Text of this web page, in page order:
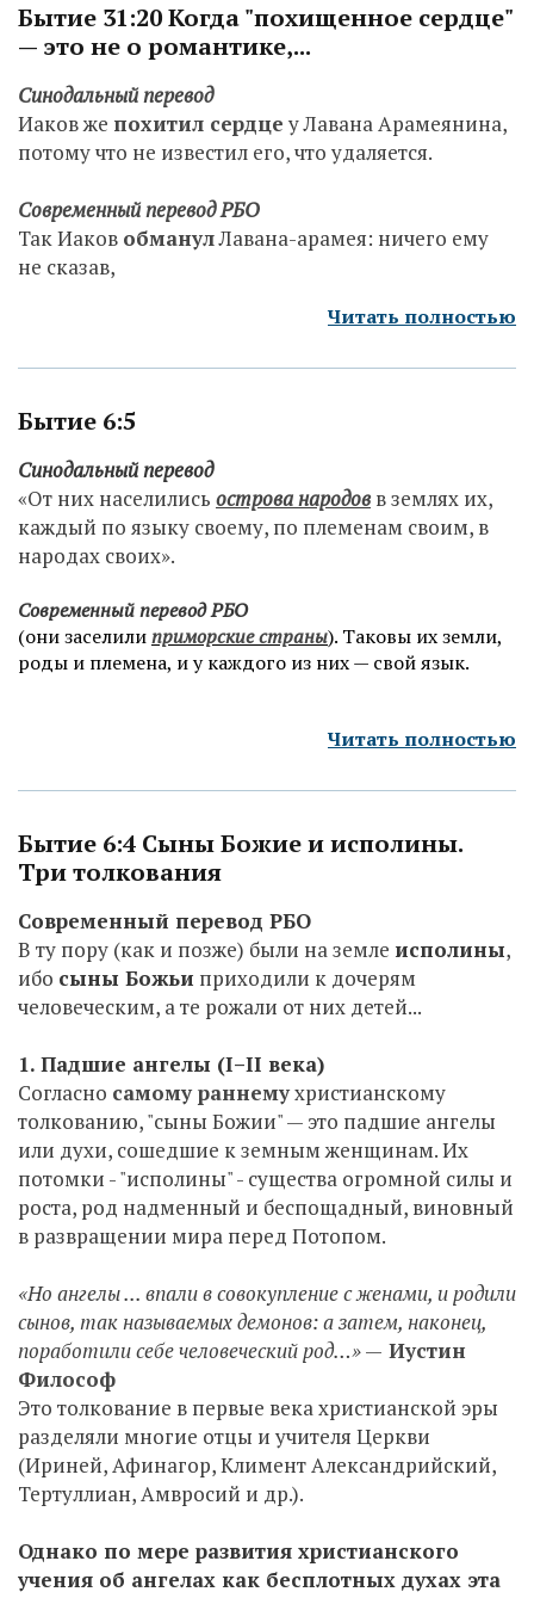
Бытие 31:20 Когда "похищенное сердце"
— это не о романтике,...
Синодальный перевод
Иаков же похитил сердце у Лавана Арамеянина,
потому что не известил его, что удаляется.
Современный перевод РБО
Так Иаков обманулЛавана-арамея: ничего ему
не сказав,
Читать полностью
Бытие 6:5
Синодальный перевод
«От них населились острова народовв землях их,
каждый по языку своему, по племенам своим, в
народах своих».
Современный перевод РБО
(они заселилиприморские страны). Таковы их земли,
роды и племена, и у каждого из них — свой язык.
Читать полностью
Бытие 6:4 Сыны Божие и исполины.
Три толкования
Современный перевод РБО
В ту пору (как и позже) были на земле исполины,
ибо сыны Божьи приходили к дочерям
человеческим, а те рожали от них детей...
1. Падшие ангелы (I–II века)
Согласно самому раннемухристианскому
толкованию, "сыны Божии" — это падшие ангелы
или духи, сошедшие к земным женщинам. Их
потомки - "исполины" - существа огромной силы и
роста, род надменный и беспощадный, виновный
в развращении мира перед Потопом.
«Но ангелы ... впали в совокупление с женами, и родили
сынов, так называемых демонов: а затем, наконец,
поработили себе человеческий род…»— Иустин
Философ
Это толкование в первые века христианской эры
разделяли многие отцы и учителя Церкви
(Ириней, Афинагор, Климент Александрийский,
Тертуллиан, Амвросий и др.).
Однако по мере развития христианского
учения об ангелах как бесплотных духах эта